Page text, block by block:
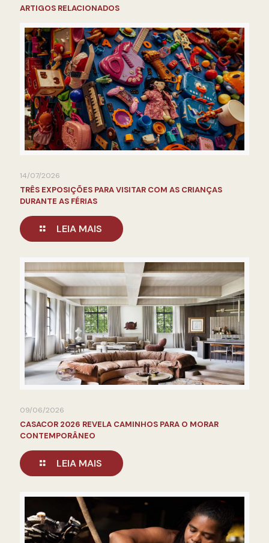
ARTIGOS RELACIONADOS
14/07/2026
TRÊS EXPOSIÇÕES PARA VISITAR COM AS CRIANÇAS
DURANTE AS FÉRIAS
LEIA MAIS
09/06/2026
CASACOR 2026 REVELA CAMINHOS PARA O MORAR
CONTEMPORÂNEO
LEIA MAIS